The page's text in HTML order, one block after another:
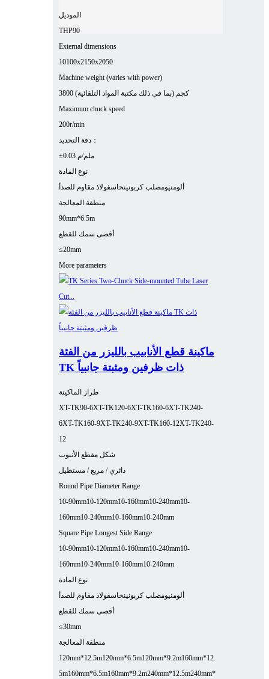
الموديل
THP90
External dimensions
10100x2150x2050
Machine weight (varies with power)
3800 كجم (بما في ذلك مكتبة المواد التلقائية)
Maximum chuck speed
200r/min
دقة التحديد：
±0.03 ملم/م
نوع المادة
ألومنيومصلب كربونينحاسفولاذ مقاوم للصدأ
منطقة المعالجة
90mm*6.5m
أقصى سمك للقطع
≤20mm
More parameters
ماكينة قطع الأنابيب بالليزر من الفئة
TK ذات ظرفين ومثبتة جانبياً
طراز الماكينة
XT-TK90-6XT-TK120-6XT-TK160-6XT-TK240-
6XT-TK160-9XT-TK240-9XT-TK160-12XT-TK240-
12
شكل مقطع الأنبوب
دائري / مربع / مستطيل
Round Pipe Diameter Range
10-90mm10-120mm10-160mm10-240mm10-
160mm10-240mm10-160mm10-240mm
Square Pipe Longest Side Range
10-90mm10-120mm10-160mm10-240mm10-
160mm10-240mm10-160mm10-240mm
نوع المادة
ألومنيومصلب كربونينحاسفولاذ مقاوم للصدأ
أقصى سمك للقطع
≤30mm
منطقة المعالجة
120mm*12.5m120mm*6.5m120mm*9.2m160mm*12.
5m160mm*6.5m160mm*9.2m240mm*12.5m240mm*